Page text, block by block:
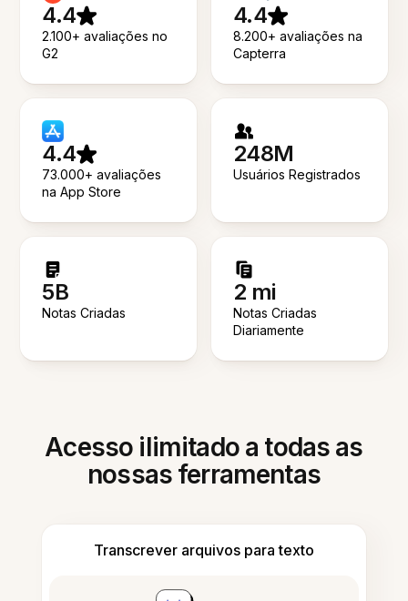
4.4
2.100+ avaliações no
G2
4.4
8.200+ avaliações na
Capterra
4.4
73.000+ avaliações
na App Store
248M
Usuários Registrados
5B
Notas Criadas
2 mi
Notas Criadas
Diariamente
Acesso ilimitado a todas as
nossas ferramentas
Transcrever arquivos para texto